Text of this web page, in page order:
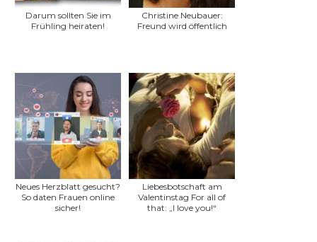
Darum sollten Sie im
Frühling heiraten!
Christine Neubauer:
Freund wird öffentlich
Neues Herzblatt gesucht?
So daten Frauen online
sicher!
Liebesbotschaft am
Valentinstag For all of
that: „I love you!“